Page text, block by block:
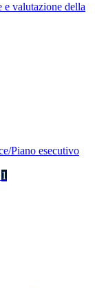
e valutazione della
Piano esecutivo
1